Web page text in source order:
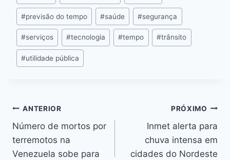
#previsão do tempo #saúde #segurança
#serviços #tecnologia #tempo #trânsito
#utilidade pública
ANTERIOR
Número de mortos por
terremotos na
Venezuela sobe para
PRÓXIMO
Inmet alerta para
chuva intensa em
cidades do Nordeste